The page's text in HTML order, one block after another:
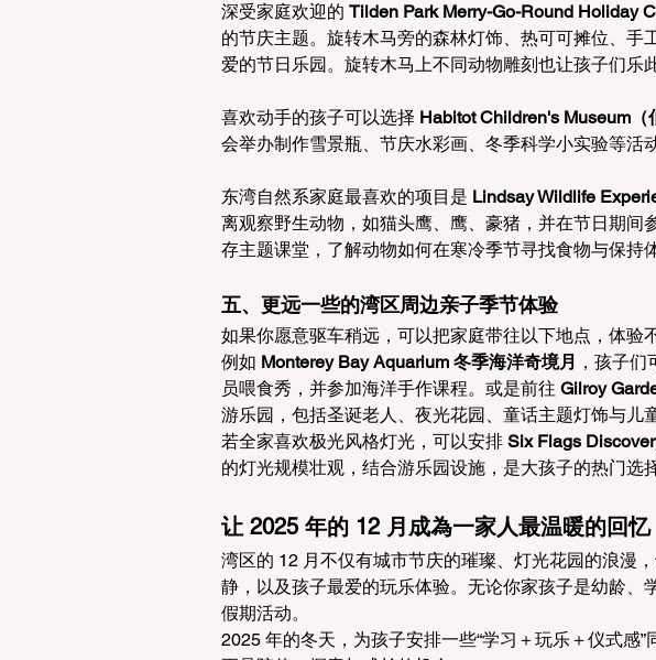
深受家庭欢迎的 Tilden Park Merry-Go-Round Holiday
的节庆主题。旋转木马旁的森林灯饰、热可可摊位、手
爱的节日乐园。旋转木马上不同动物雕刻也让孩子们乐
喜欢动手的孩子可以选择 Habitot Children's Museum
会举办制作雪景瓶、节庆水彩画、冬季科学小实验等活
东湾自然系家庭最喜欢的项目是 Lindsay Wildlife
离观察野生动物，如猫头鹰、鹰、豪猪，并在节日期间
存主题课堂，了解动物如何在寒冷季节寻找食物与保持体
五、更远一些的湾区周边亲子季节体验
如果你愿意驱车稍远，可以把家庭带往以下地点，体验
例如 Monterey Bay Aquarium 冬季海洋奇境月 ，孩子
员喂食秀，并参加海洋手作课程。或是前往 Gilroy
游乐园，包括圣诞老人、夜光花园、童话主题灯饰与儿
若全家喜欢极光风格灯光，可以安排 Six Flags
的灯光规模壮观，结合游乐园设施，是大孩子的热门选择
让 2025 年的 12 月成為一家人最温暖的回忆
湾区的 12 月不仅有城市节庆的璀璨、灯光花园的浪漫
静，以及孩子最爱的玩乐体验。无论你家孩子是幼龄、
假期活动。
2025 年的冬天，为孩子安排一些“学习＋玩乐＋仪式感”